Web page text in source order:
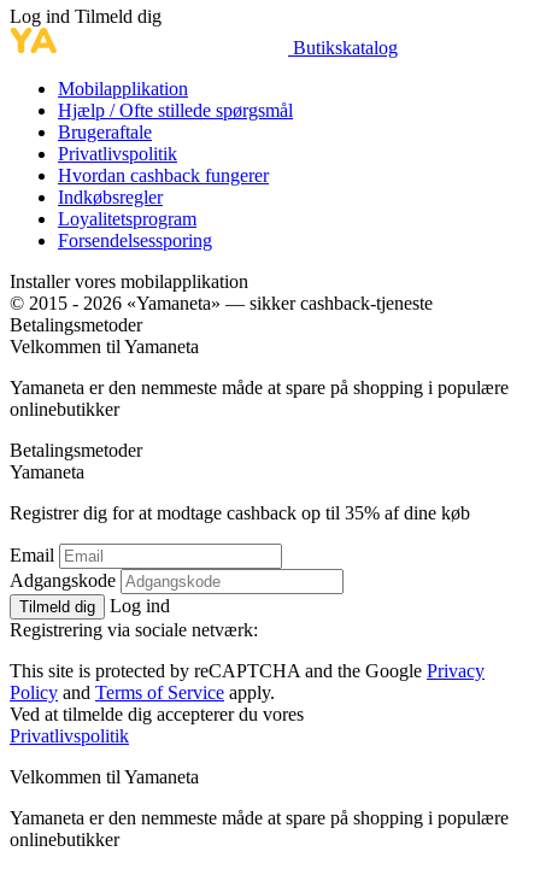
Log ind Tilmeld dig
Butikskatalog
Mobilapplikation
Hjælp / Ofte stillede spørgsmål
Brugeraftale
Privatlivspolitik
Hvordan cashback fungerer
Indkøbsregler
Loyalitetsprogram
Forsendelsessporing
Installer vores mobilapplikation
© 2015 - 2026 «Yamaneta» — sikker cashback-tjeneste
Betalingsmetoder
Velkommen til Yamaneta
Yamaneta er den nemmeste måde at spare på shopping i populære
onlinebutikker
Betalingsmetoder
Yamaneta
Registrer dig for at modtage cashback op til 35% af dine køb
Email
Adgangskode
Tilmeld dig
Log ind
Registrering via sociale netværk:
This site is protected by reCAPTCHA and the Google Privacy
Policy and Terms of Service apply.
Ved at tilmelde dig accepterer du vores
Privatlivspolitik
Velkommen til Yamaneta
Yamaneta er den nemmeste måde at spare på shopping i populære
onlinebutikker